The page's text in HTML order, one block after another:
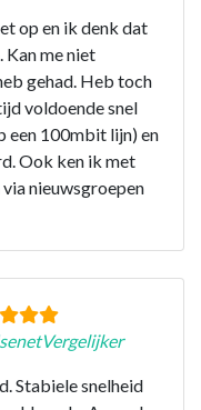
op en ik denk dat
Kan me niet
gehad. Heb toch
voldoende snel
een 100mbit lijn) en
Ook ken ik met
nieuwsgroepen
Stabiele snelheid